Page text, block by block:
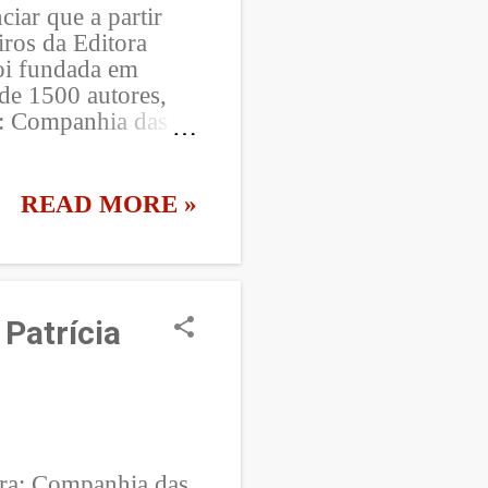
que a partir
da Editora
fundada em
1500 autores,
das
a publicação de
muito nesses
do leitor. Hoje
READ MORE »
Patrícia